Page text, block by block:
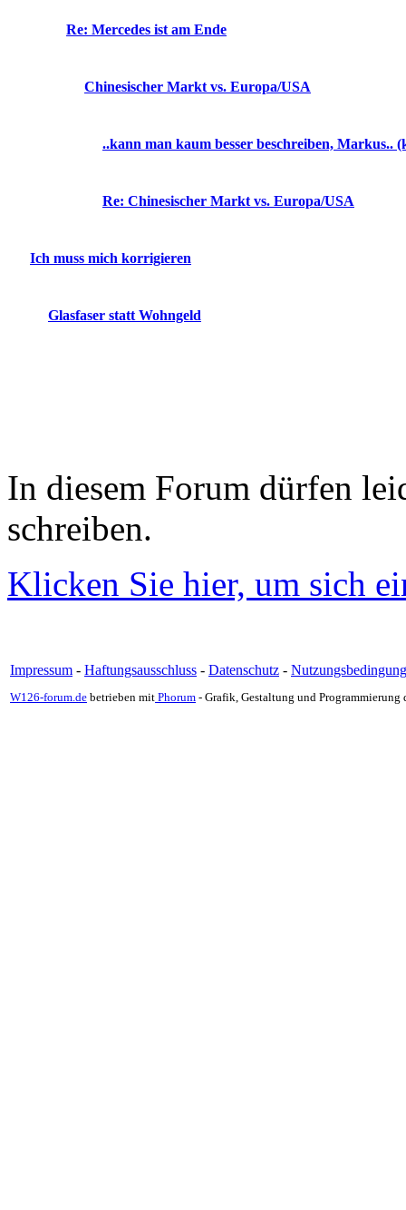
Re: Mercedes ist am Ende
Chinesischer Markt vs. Europa/USA
..kann man kaum besser beschreiben, Markus..
Re: Chinesischer Markt vs. Europa/USA
Ich muss mich korrigieren
Glasfaser statt Wohngeld
In diesem Forum dürfen
schreiben.
Klicken Sie hier, um sich
Impressum - Haftungsausschluss - Datenschutz -
W126-forum.de betrieben mit Phorum - Grafik, Gestaltung und Programmierung